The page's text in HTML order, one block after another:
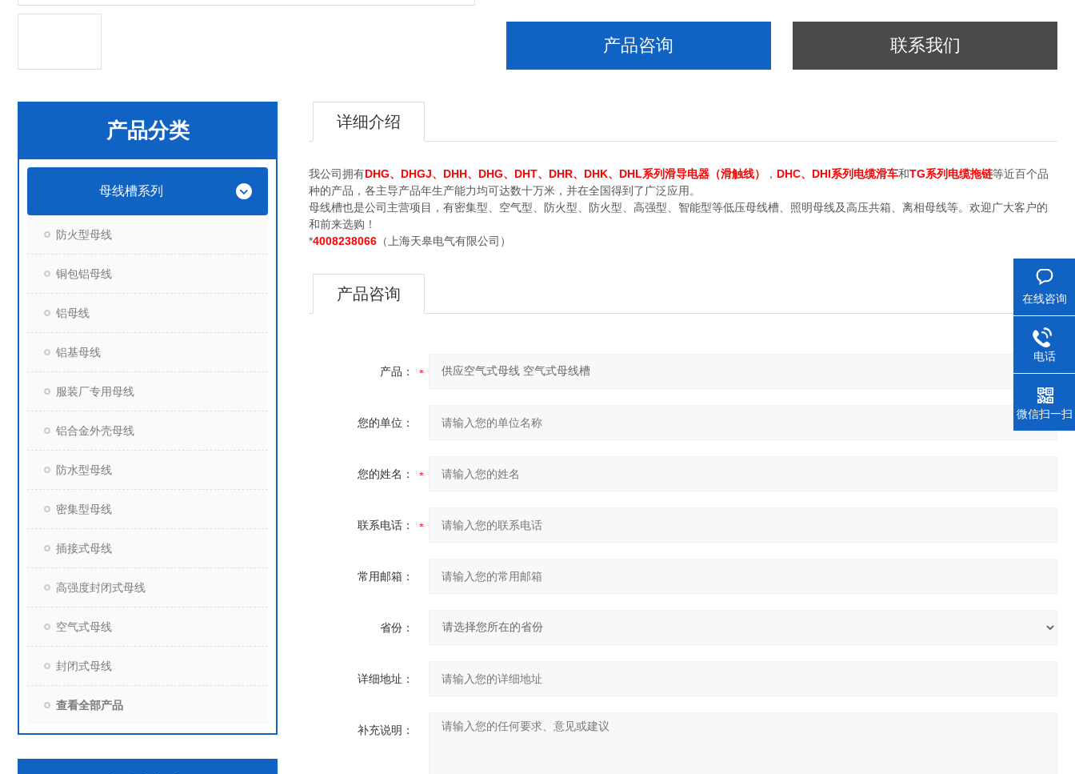
产品咨询 联系我们
产品分类
母线槽系列
防火型母线
铜包铝母线
铝母线
铝基母线
服装厂专用母线
铝合金外壳母线
防水型母线
密集型母线
插接式母线
高强度封闭式母线
空气式母线
封闭式母线
查看全部产品
详细介绍
我公司拥有DHG、DHGJ、DHH、DHG、DHT、DHR、DHK、DHL系列滑导电器（滑触线） ， DHC、DHI系列电缆滑车和TG系列电缆拖链等近百个品
种的产品，各主导产品年生产能力均可达数十万米，并在全国得到了广泛应用。
母线槽也是公司主营项目，有密集型、空气型、防火型、防火型、高强型、智能型等低压母线槽、照明母线及高压共箱、离相母线等。欢迎广大客户的
和前来选购！
*4008238066 （上海天皋电气有限公司）
产品咨询
产品：
您的单位：
您的姓名：
联系电话：
常用邮箱：
省份：
详细地址：
补充说明：
在线咨询
电话
微信扫一扫